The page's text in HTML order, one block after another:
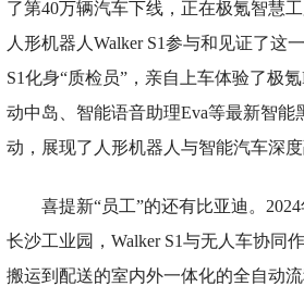
了第40万辆汽车下线，正在极氪智慧
人形机器人Walker S1参与和见证了这
S1化身“质检员”，亲自上车体验了极
动中岛、智能语音助理Eva等最新智能
动，展现了人形机器人与智能汽车深
喜提新“员工”的还有比亚迪。
长沙工业园，Walker S1与无人车协同
搬运到配送的室内外一体化的全自动